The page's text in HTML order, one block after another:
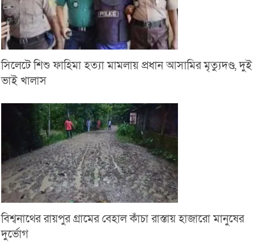
সিলেটে শিশু ফাহিমা হত্যা মামলায় প্রধান আসামির মৃত্যুদণ্ড, দুই
ভাই খালাস
বিশ্বনাথের রায়পুর গ্রামের বেহাল কাঁচা রাস্তায় হাজারো মানুষের
দুর্ভোগ